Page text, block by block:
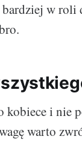
w roli
i nie
warto